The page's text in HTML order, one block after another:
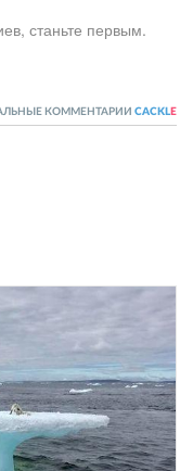
станьте первым.
КОММЕНТАРИИ CACKL E